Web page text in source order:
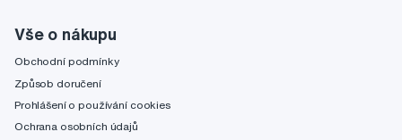
Vše o nákupu
Obchodní podmínky
Způsob doručení
Prohlášení o používání cookies
Ochrana osobních údajů